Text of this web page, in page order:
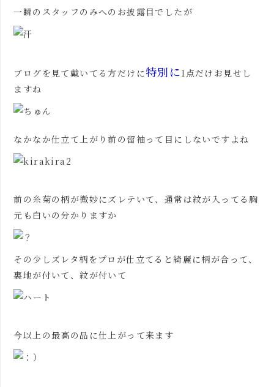
一瞬のスタッフのみへのお披露目でしたが
ブログを見て戴いてる方だけに特別に1点だけお見せし
ますね
なかなか仕立て上がり前の留袖って目にしないですよね
前の 糸菊の柄が微妙にズレテいて、通常は紋が入ってる胸
元も白いの分かりますか
その少しズレタ柄を プロ が仕立てると綺麗に柄が合って、
裏地が付いて、紋が付いて
今以上の最高の品に仕上がって来ます